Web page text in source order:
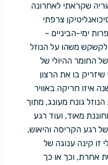
שקראתי לאחרונה
צרפתי
ימי-הביניים –
לקשקש משהו על הנוזל
החומר ההיולי של
בו את הרצון
איזו חריקה באוויר
גונח מעונג, מתוך
מאוד, ועוד רגע
רגע הקריסה והיאוש,
זו קינה ענוגה של
אחרת, וכך או כך